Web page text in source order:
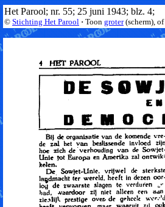
Het Parool; nr. 55; 25 juni 1943; blz. 4;
© Stichting Het Parool · Toon groter(scherm), of